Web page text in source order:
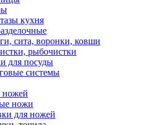
кухня
сита, воронки, ковши
рыбочистки
для посуды
системы
ножей
ножи
для ножей